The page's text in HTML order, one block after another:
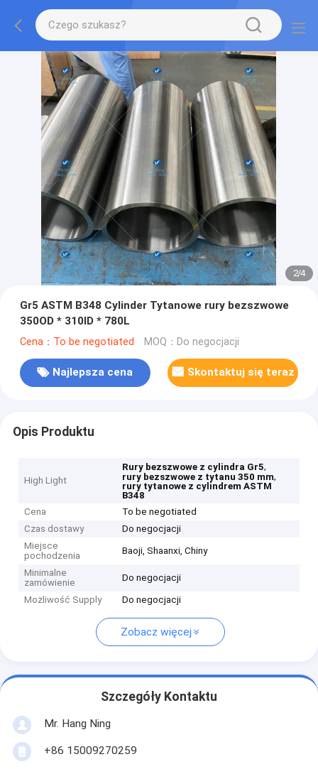
2/4
Gr5 ASTM B348 Cylinder Tytanowe rury bezszwowe
350OD * 310ID * 780L
Cena：To be negotiated MOQ：Do negocjacji
Najlepsza cena Skontaktuj się teraz
Opis Produktu
High Light
Rury bezszwowe z cylindra Gr5,
rury bezszwowe z tytanu 350 mm,
rury tytanowe z cylindrem ASTM
B348
Cena
To be negotiated
Czas dostawy
Do negocjacji
Miejsce
pochodzenia
Baoji, Shaanxi, Chiny
Minimalne
zamówienie
Do negocjacji
Możliwość Supply Do negocjacji
Zobacz więcej
Szczegóły Kontaktu
Mr. Hang Ning
+86 15009270259